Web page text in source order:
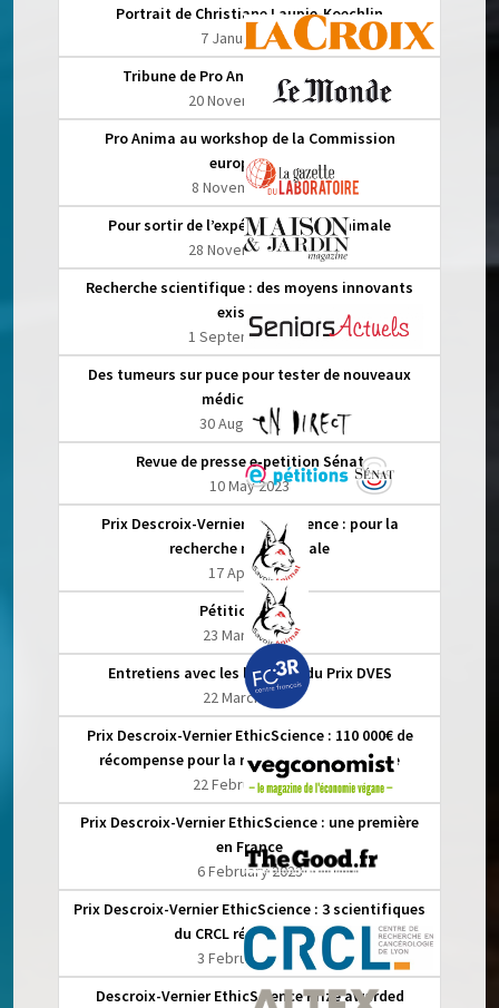
Portrait de Christiane Laupie-Koechlin
7 January 2025
Tribune de Pro Anima dans Le Monde
20 November 2024
Pro Anima au workshop de la Commission
européenne
8 November 2024
Pour sortir de l’expérimentation animale
28 November 2023
Recherche scientifique : des moyens innovants
existent !
1 September 2023
Des tumeurs sur puce pour tester de nouveaux
médicaments
30 August 2023
Revue de presse e‑petition Sénat
10 May 2023
Prix Descroix-Vernier EthicScience : pour la
recherche non-animale
17 April 2023
Pétition Sénat
23 March 2023
Entretiens avec les lauréats du Prix DVES
22 March 2023
Prix Descroix-Vernier EthicScience : 110 000€ de
récompense pour la recherche non-animale
22 February 2023
Prix Descroix-Vernier EthicScience : une première
en France
6 February 2023
Prix Descroix-Vernier EthicScience : 3 scientifiques
du CRCL récompensés
3 February 2023
Descroix-Vernier EthicScience Prize awarded